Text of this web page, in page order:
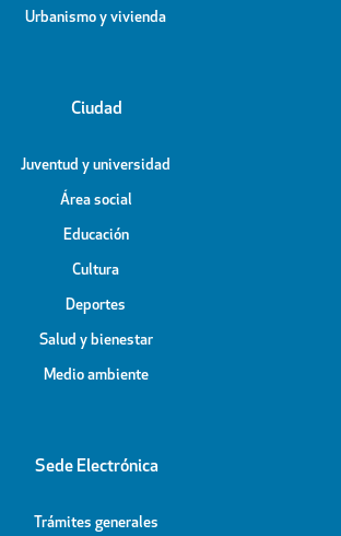
Urbanismo y vivienda
Ciudad
Juventud y universidad
Área social
Educación
Cultura
Deportes
Salud y bienestar
Medio ambiente
Sede Electrónica
Trámites generales